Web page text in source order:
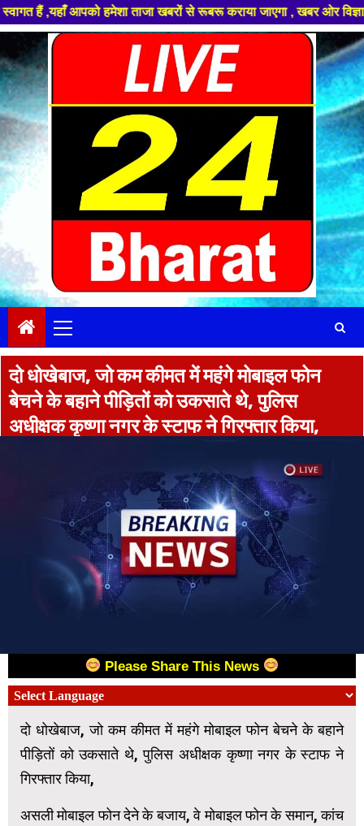
हमेशा ताजा खबरों से रूबरू कराया जाएगा , खबर ओर विज्ञापन के
Skip
to
content
Menu
दो धोखेबाज, जो कम कीमत में महंगे मोबाइल फोन
बेचने के बहाने पीड़ितों को उकसाते थे, पुलिस
अधीक्षक कृष्णा नगर के स्टाफ ने गिरफ्तार किया,
Please Share This News
दो धोखेबाज, जो कम कीमत में महंगे मोबाइल फोन बेचने के बहाने
पीड़ितों को उकसाते थे, पुलिस अधीक्षक कृष्णा नगर के स्टाफ ने
गिरफ्तार किया,
असली मोबाइल फोन देने के बजाय, वे मोबाइल फोन के समान, कांच